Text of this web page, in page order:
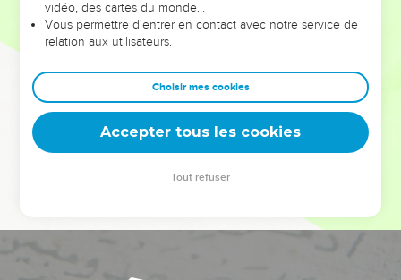
sont elles qui les ont façonnés.
Dans cette conférence, leaders, entrepreneurs, et responsables
clés pour avancer avec plus de sagesse afin que leurs erreurs
deviennent vos tremplins. Que vous guidiez un ministère, une
équipe, un groupe ou une famille, leur expérience est faite
vidéo, des cartes du monde…
Vous permettre d'entrer en contact avec notre service de
relation aux utilisateurs.
Choisir mes cookies
Accepter tous les cookies
Tout refuser